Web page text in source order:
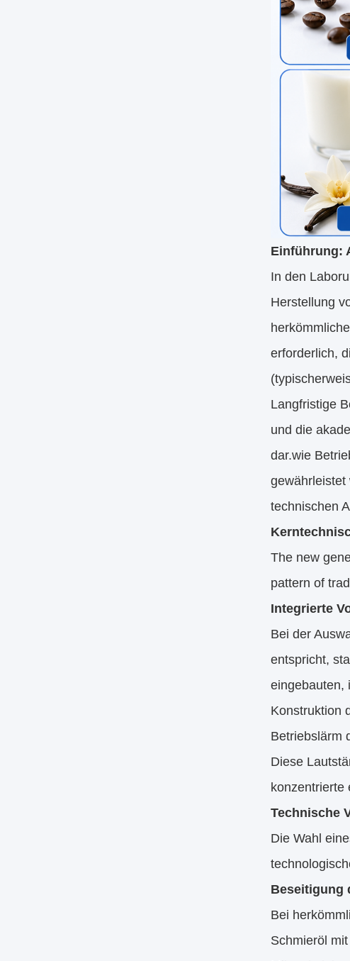
Einführung:
In den
Herstellung
erforderlich,
Langfristige
und die
dar.wie
gewährleistet
technischen
The new
pattern of
Integrierte
Bei der
entspricht,
eingebauten,
Konstruktion
Betriebslärm
Diese
konzentrierte
Technische
Die Wahl
Beseitigung
Bei
Schmieröl